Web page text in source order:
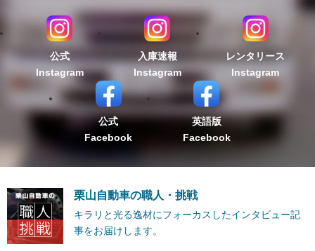
公式
Instagram
入庫速報
Instagram
レンタリース
Instagram
公式
Facebook
英語版
Facebook
栗山自動車の職人・挑戦
キラリと光る逸材にフォーカスしたインタビュー記
事をお届けします。